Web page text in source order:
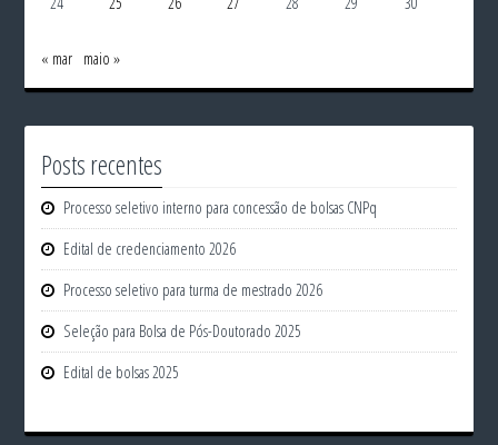
« mar maio »
Posts recentes
Processo seletivo interno para concessão de bolsas CNPq
Edital de credenciamento 2026
Processo seletivo para turma de mestrado 2026
Seleção para Bolsa de Pós-Doutorado 2025
Edital de bolsas 2025